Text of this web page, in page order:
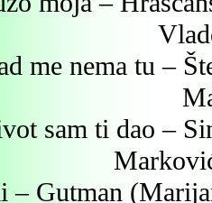
me nema tu –
sam ti dao –
– Gutman